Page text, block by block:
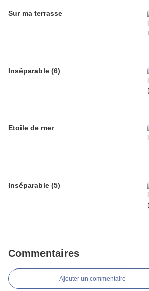
Sur ma terrasse
Inséparable (6)
Etoile de mer
Inséparable (5)
Commentaires
Ajouter un commentaire